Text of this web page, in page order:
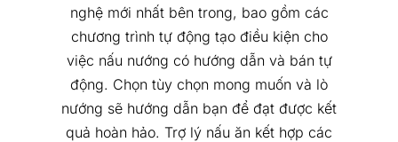
nghệ mới nhất bên trong, bao gồm các
chương trình tự động tạo điều kiện cho
việc nấu nướng có hướng dẫn và bán tự
động. Chọn tùy chọn mong muốn và lò
nướng sẽ hướng dẫn bạn để đạt được kết
quả hoàn hảo. Trợ lý nấu ăn kết hợp các